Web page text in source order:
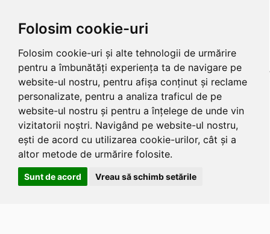
Folosim cookie-uri
Folosim cookie-uri și alte tehnologii de urmărire
pentru a îmbunătăți experiența ta de navigare pe
website-ul nostru, pentru afișa conținut și reclame
personalizate, pentru a analiza traficul de pe
website-ul nostru și pentru a înțelege de unde vin
vizitatorii noștri. Navigând pe website-ul nostru,
ești de acord cu utilizarea cookie-urilor, cât și a
altor metode de urmărire folosite.
Sunt de acord Vreau să schimb setările